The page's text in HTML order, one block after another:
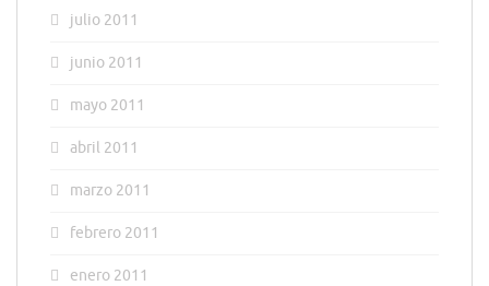
julio 2011
junio 2011
mayo 2011
abril 2011
marzo 2011
febrero 2011
enero 2011